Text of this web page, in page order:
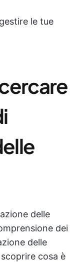
le tue
delle
dei
delle
cosa è